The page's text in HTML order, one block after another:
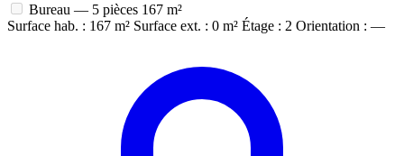
Bureau — 5 pièces 167 m²
Surface hab. : 167 m² Surface ext. : 0 m² Étage : 2 Orientation : —